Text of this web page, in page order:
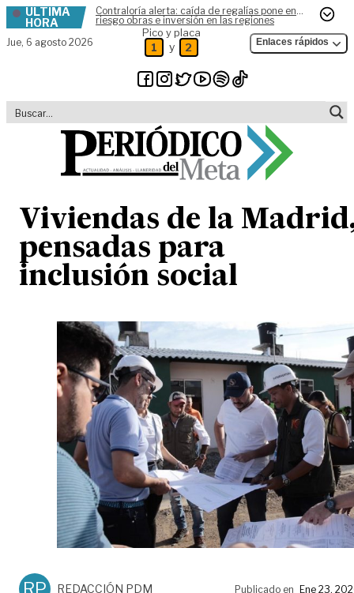
Skip to content
ÚLTIMA
HORA
Contraloría alerta: caída de regalías pone en
riesgo obras e inversión en las regiones
Jue, 6 agosto 2026
Pico y placa
1 y 2 Enlaces rápidos
Viviendas de la
pensadas para
inclusión social
RP REDACCIÓN PDM Publicado en Ene 23,